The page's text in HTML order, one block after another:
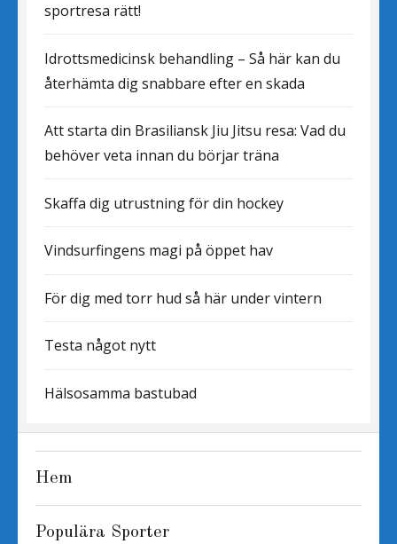
sportresa rätt!
Idrottsmedicinsk behandling – Så här kan du
återhämta dig snabbare efter en skada
Att starta din Brasiliansk Jiu Jitsu resa: Vad du
behöver veta innan du börjar träna
Skaffa dig utrustning för din hockey
Vindsurfingens magi på öppet hav
För dig med torr hud så här under vintern
Testa något nytt
Hälsosamma bastubad
Hem
Populära Sporter